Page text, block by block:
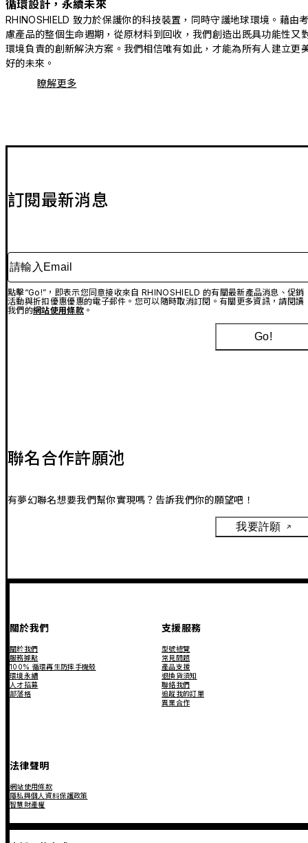
循環設計，永續未來
RHINOSHIELD 致力於保護你的科技裝置，同時守護地球環境。藉由
慮產品的整個生命週期，從原材料到回收，我們創造出既具功能性又
環境負責的創新解決方案。我們相信唯有如此，才能為所有人建立更
好的未來。
瞭解更多
訂閱最新消息
請輸入Email
點擊“Go!”，即表示您同意接收來自 RHINOSHIELD 的有關最新產品消息、促銷
活動與折扣優惠優惠的電子郵件。您可以隨時取消訂閱。有關更多資訊，請閱讀
我們的網站使用條款。
Go!
聯名合作許願池
有夢幻聯名想要我們幫你實現嗎？告訴我們你的願望吧！
我要許願
關於我們
關於我們
服務據點
100% 循環再生防摔手機殼
環境永續
人才招募
部落格
支援服務
型號總覽
常見問題
產品支援
退換貨須知
聯絡我們
追蹤我的訂單
異業合作
法律聲明
網站使用條款
隱私與個人資料保護政策
智慧財產權